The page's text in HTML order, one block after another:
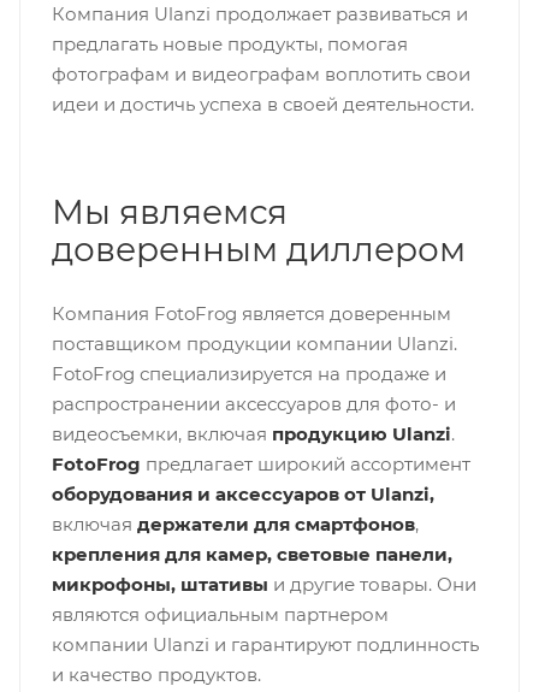
Компания Ulanzi продолжает развиваться и
предлагать новые продукты, помогая
фотографам и видеографам воплотить свои
идеи и достичь успеха в своей деятельности.
Мы являемся
доверенным диллером
Компания FotoFrog является доверенным
поставщиком продукции компании Ulanzi.
FotoFrog специализируется на продаже и
распространении аксессуаров для фото- и
видеосъемки, включая продукцию Ulanzi.
FotoFrog предлагает широкий ассортимент
оборудования и аксессуаров от Ulanzi,
включая держатели для смартфонов,
крепления для камер, световые панели,
микрофоны, штативы и другие товары. Они
являются официальным партнером
компании Ulanzi и гарантируют подлинность
и качество продуктов.